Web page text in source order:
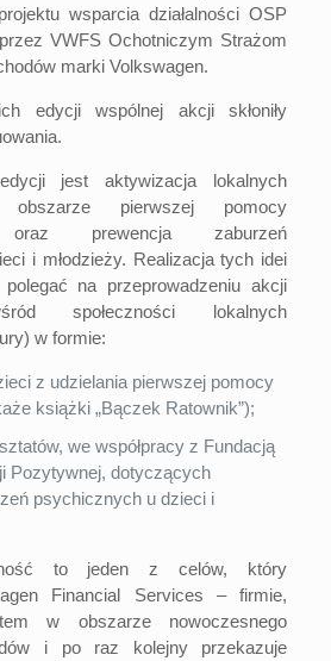
wsparcia działalności OSP
VWFS Ochotniczym Strażom
marki Volkswagen.
edycji wspólnej akcji skłoniły
jest aktywizacja lokalnych
obszarze pierwszej pomocy
oraz prewencja zaburzeń
i młodzieży. Realizacja tych idei
na przeprowadzeniu akcji
społeczności lokalnych
w formie:
z udzielania pierwszej pomocy
książki „Bączek Ratownik”);
we współpracy z Fundacją
Pozytywnej, dotyczących
psychicznych u dzieci i
to jeden z celów, który
Financial Services – firmie,
w obszarze nowoczesnego
i po raz kolejny przekazuje